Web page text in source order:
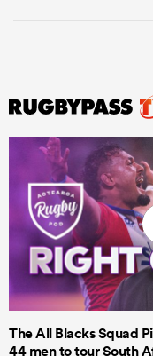
The All Blacks Squad
44 men to tour South